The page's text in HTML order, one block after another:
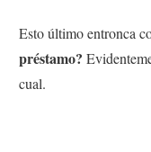
Esto último entronca
préstamo?
cual.